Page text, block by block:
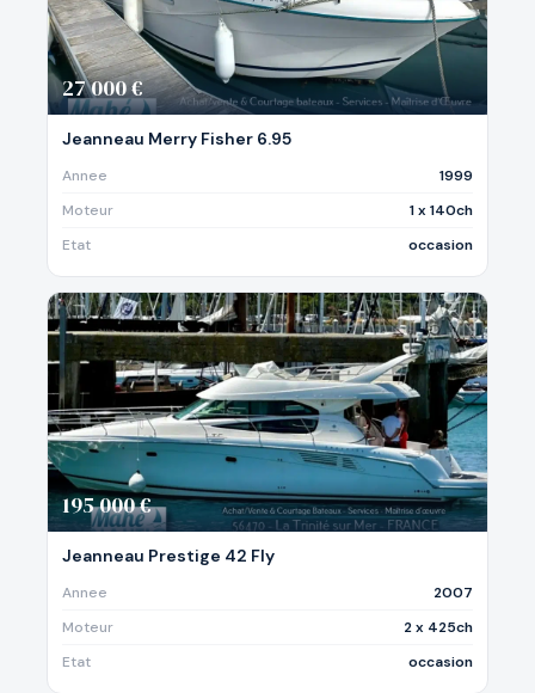
27 000 €
Jeanneau Merry Fisher 6.95
Annee
1999
Moteur
1 x 140ch
Etat
occasion
195 000 €
Jeanneau Prestige 42 Fly
Annee
2007
Moteur
2 x 425ch
Etat
occasion